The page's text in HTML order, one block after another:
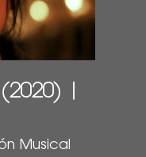
|
Musical